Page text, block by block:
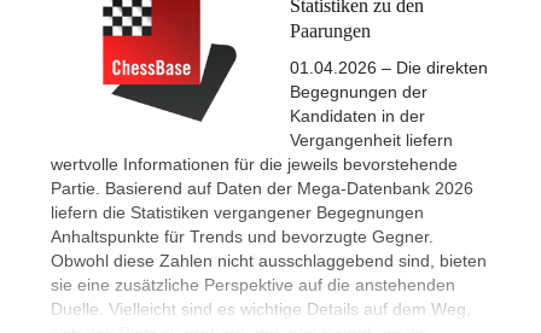
Statistiken zu den
Paarungen
01.04.2026 – Die direkten
Begegnungen der
Kandidaten in der
Vergangenheit liefern
wertvolle Informationen für die jeweils bevorstehende
Partie. Basierend auf Daten der Mega-Datenbank 2026
liefern die Statistiken vergangener Begegnungen
Anhaltspunkte für Trends und bevorzugte Gegner.
Obwohl diese Zahlen nicht ausschlaggebend sind, bieten
sie eine zusätzliche Perspektive auf die anstehenden
Duelle. Vielleicht sind es wichtige Details auf dem Weg,